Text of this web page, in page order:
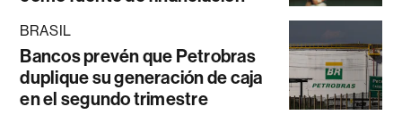
BRASIL
Bancos prevén que Petrobras
duplique su generación de caja
en el segundo trimestre